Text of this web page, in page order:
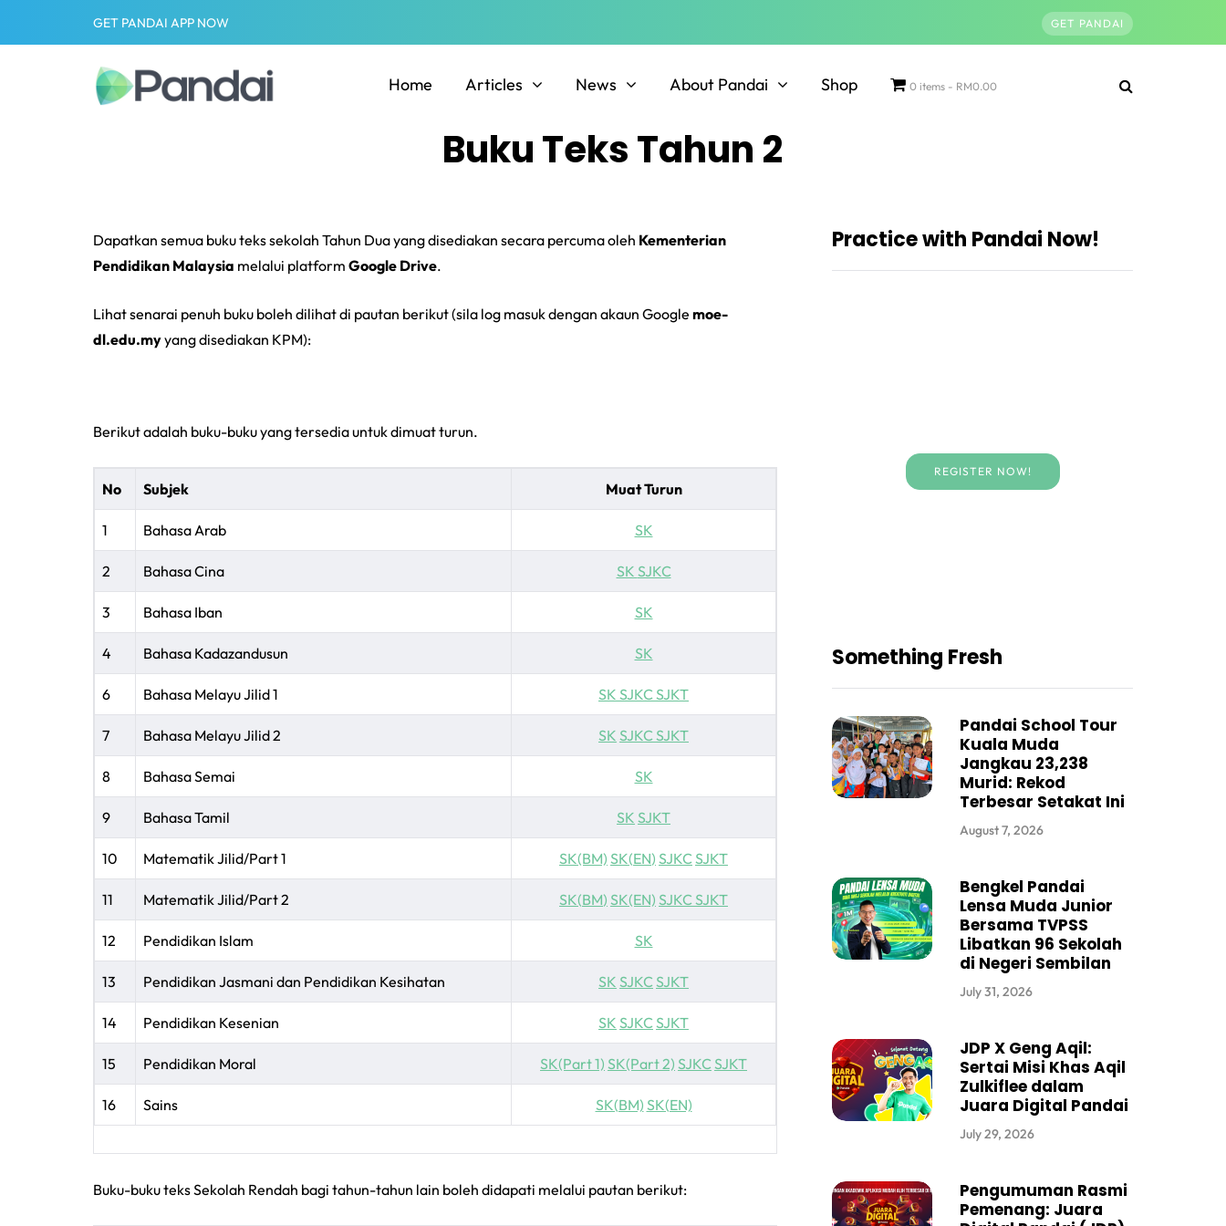
GET PANDAI APP NOW GET PANDAI
Home Articles News About Pandai Shop 0 items RM0.00
Buku Teks Tahun 2
Dapatkan semua buku teks sekolah Tahun Dua yang disediakan secara percuma oleh Kementerian
Pendidikan Malaysia melalui platform Google Drive.
Lihat senarai penuh buku boleh dilihat di pautan berikut (sila log masuk dengan akaun Google moe-
dl.edu.myyang disediakan KPM):
Berikut adalah buku-buku yang tersedia untuk dimuat turun.
No Subjek Muat Turun
1 Bahasa Arab SK
2 Bahasa Cina SK SJKC
3 Bahasa Iban SK
4 Bahasa Kadazandusun SK
6 Bahasa Melayu Jilid 1 SK SJKCSJKT
7 Bahasa Melayu Jilid 2 SK SJKCSJKT
8 Bahasa Semai SK
9 Bahasa Tamil SK SJKT
10 Matematik Jilid/Part 1 SK(BM) SK(EN) SJKCSJKT
11 Matematik Jilid/Part 2 SK(BM) SK(EN) SJKCSJKT
12 Pendidikan Islam SK
13 Pendidikan Jasmani dan Pendidikan Kesihatan SK SJKCSJKT
14 Pendidikan Kesenian SK SJKCSJKT
15 Pendidikan Moral SK(Part 1) SK(Part 2) SJKCSJKT
16 Sains SK(BM) SK(EN)
Buku-buku teks Sekolah Rendah bagi tahun-tahun lain boleh didapati melalui pautan berikut:
Practice with Pandai Now!
REGISTER NOW!
Something Fresh
Pandai School Tour
Kuala Muda
Jangkau 23,238
Murid: Rekod
Terbesar Setakat Ini
August 7, 2026
Bengkel Pandai
Lensa Muda Junior
Bersama TVPSS
Libatkan 96 Sekolah
di Negeri Sembilan
July 31, 2026
JDP X Geng Aqil:
Sertai Misi Khas Aqil
Zulkiflee dalam
Juara Digital Pandai
July 29, 2026
Pengumuman Rasmi
Pemenang: Juara